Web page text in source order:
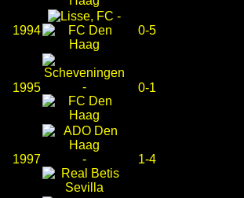
1994
-
0-5
1995 - 0-1
1997 - 1-4